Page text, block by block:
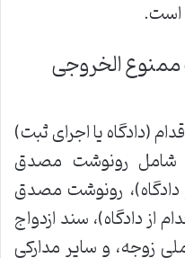
است.
الخروجی
(دادگاه یا اجرای ثبت)
شامل رونوشت مصدق
رونوشت مصدق
از دادگاه)، سند ازدواج
زوجه، و سایر مدارکی